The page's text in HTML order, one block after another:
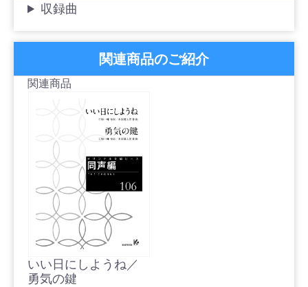
収録曲
関連商品のご紹介
関連商品
いい日にしようね／
勇気の鍵